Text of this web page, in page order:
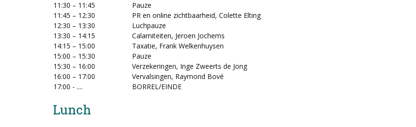
11:30 – 11:45
Pauze
11:45 – 12:30
PR en online zichtbaarheid, Colette Elting
12:30 – 13:30
Luchpauze
13:30 – 14:15
Calamiteiten, Jeroen Jochems
14:15 – 15:00
Taxatie, Frank Welkenhuysen
15:00 – 15:30
Pauze
15:30 – 16:00
Verzekeringen, Inge Zweerts de Jong
16:00 – 17:00
Vervalsingen, Raymond Bové
17:00 - ....
BORREL/EINDE
Lunch